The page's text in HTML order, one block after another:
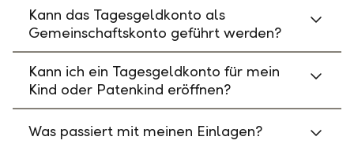
Kann das Tagesgeldkonto als
Gemeinschaftskonto geführt werden?
Kann ich ein Tagesgeldkonto für mein
Kind oder Patenkind eröffnen?
Was passiert mit meinen Einlagen?